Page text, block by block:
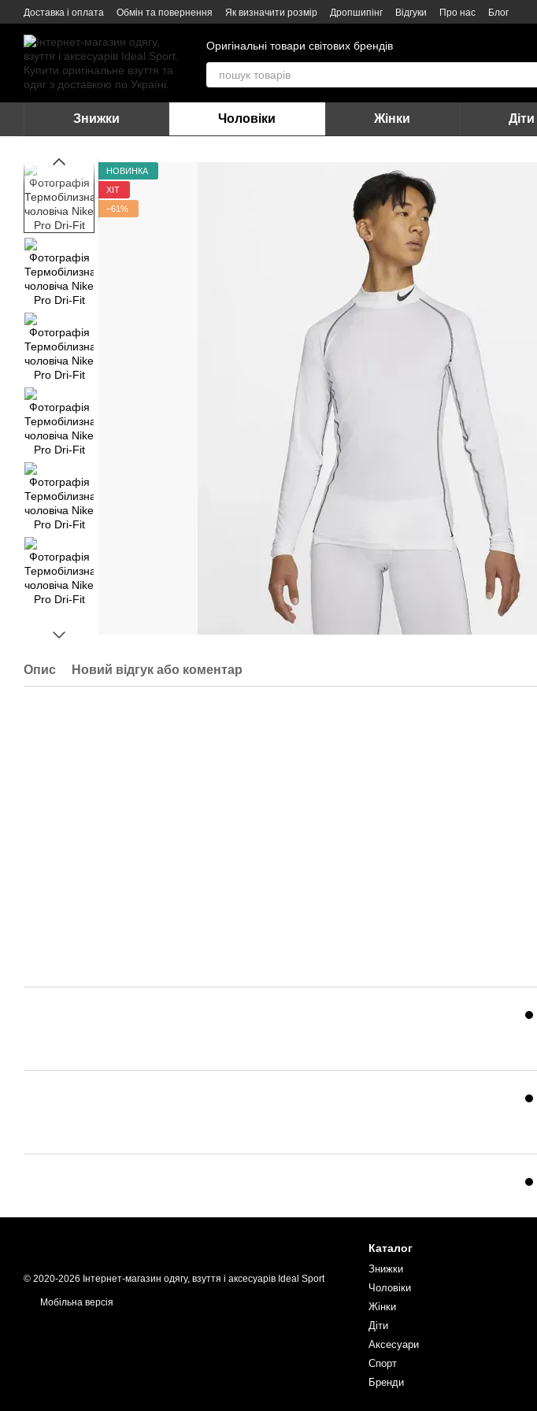
Перейти до основного контенту
Доставка і оплата Обмін та повернення Як визначити розмір Дропшипінг Відгуки Про нас Блог
Оригінальні товари світових брендів
Знижки Чоловіки Жінки Діти
НОВИНКА
ХІТ
−61%
Опис Новий відгук або коментар
© 2020-2026 Інтернет-магазин одягу, взуття і аксесуарів Ideal Sport
Мобільна версія
Каталог
Знижки
Чоловіки
Жінки
Діти
Аксесуари
Спорт
Бренди